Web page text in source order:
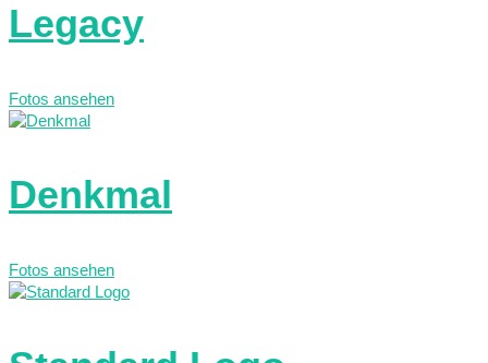
Legacy
Fotos ansehen
Denkmal
Fotos ansehen